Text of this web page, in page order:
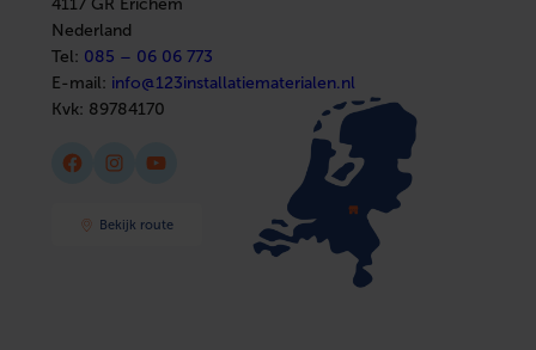
Afbouwmaterialen
4117 GR Erichem
Nederland
Tel: 085 – 06 06 773
E-mail: info@123installatiematerialen.nl
Kvk: 89784170
Facebook Instagram YouTube
Bekijk route